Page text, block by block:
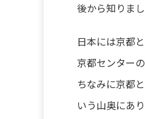
後から知りま
日本には京都
京都センター
ちなみに京都
いう山奥にあ